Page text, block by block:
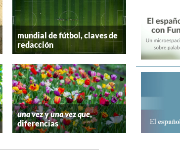
mundial de fútbol, claves de
redacción
una vezyuna vez que,
diferencias